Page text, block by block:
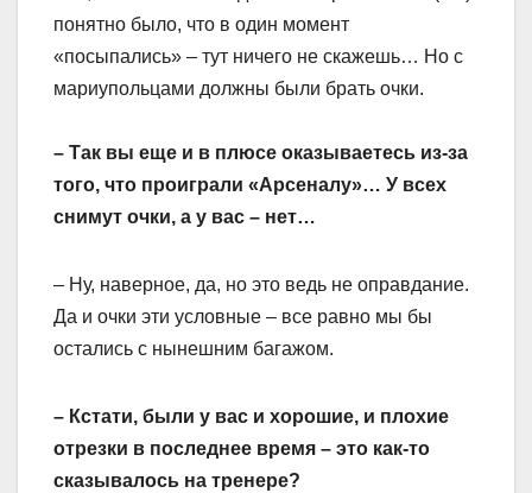
понятно было, что в один момент
«посыпались» – тут ничего не скажешь… Но с
мариупольцами должны были брать очки.
– Так вы еще и в плюсе оказываетесь из-за
того, что проиграли «Арсеналу»… У всех
снимут очки, а у вас – нет…
– Ну, наверное, да, но это ведь не оправдание.
Да и очки эти условные – все равно мы бы
остались с нынешним багажом.
– Кстати, были у вас и хорошие, и плохие
отрезки в последнее время – это как-то
сказывалось на тренере?